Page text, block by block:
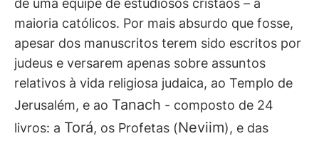
de uma equipe de estudiosos cristãos – a
maioria católicos. Por mais absurdo que fosse,
apesar dos manuscritos terem sido escritos por
judeus e versarem apenas sobre assuntos
relativos à vida religiosa judaica, ao Templo de
Jerusalém, e ao Tanach - composto de 24
livros: a Torá, os Profetas (Neviim), e das